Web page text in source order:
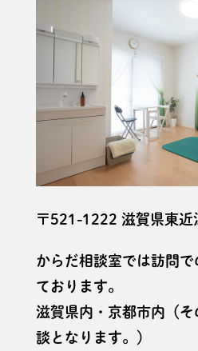
〒521-1222 滋賀県東
からだ相談室では訪問
ております。
滋賀県内・京都市内（
談となります。）